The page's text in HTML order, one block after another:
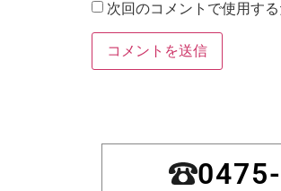
次回のコメントで使用す